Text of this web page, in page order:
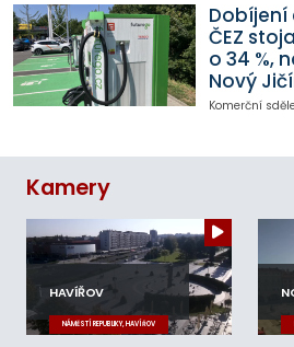
Dobíjení
ČEZ
o 34 %,
Nový
Komerční
Kamery
HAVÍŘOV
NÁMĚSTÍ REPUBLIKY, HAVÍŘOV